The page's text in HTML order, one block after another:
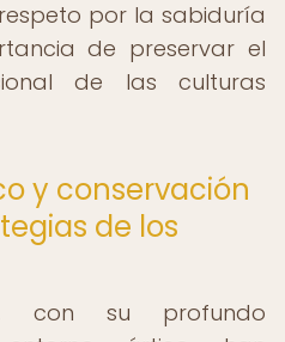
por la sabiduría
de preservar el
de las culturas
y conservación
de los
con su profundo